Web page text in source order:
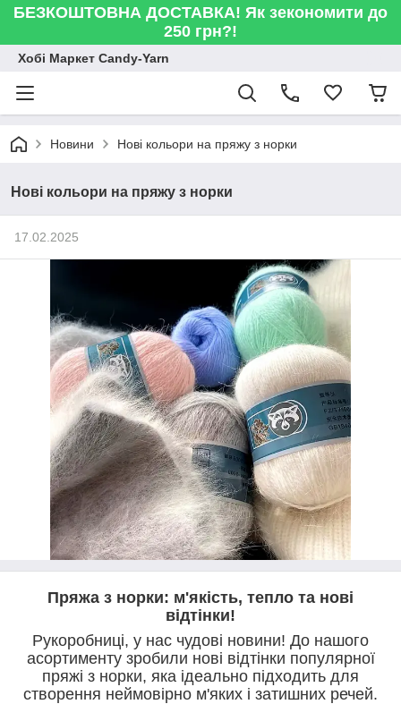
БЕЗКОШТОВНА ДОСТАВКА! Як зекономити до
250 грн?!
Хобі Маркет Candy-Yarn
Новини Нові кольори на пряжу з норки
Нові кольори на пряжу з норки
17.02.2025
Пряжа з норки: м'якість, тепло та нові
відтінки!
Рукоробниці, у нас чудові новини! До нашого
асортименту зробили нові відтінки популярної
пряжі з норки, яка ідеально підходить для
створення неймовірно м'яких і затишних речей.